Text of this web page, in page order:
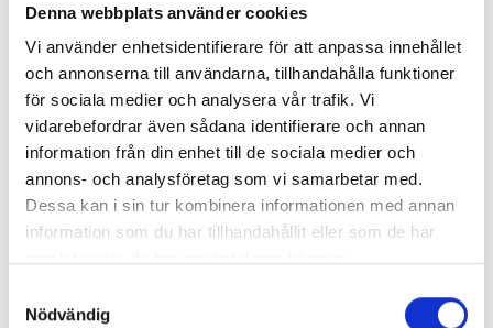
Denna webbplats använder cookies
Vi använder enhetsidentifierare för att anpassa innehållet
och annonserna till användarna, tillhandahålla funktioner
för sociala medier och analysera vår trafik. Vi
vidarebefordrar även sådana identifierare och annan
information från din enhet till de sociala medier och
annons- och analysföretag som vi samarbetar med.
Dessa kan i sin tur kombinera informationen med annan
information som du har tillhandahållit eller som de har
Nödvändig
”Public service behöver återta ägandet från
techjättarna”
Replik: ”Tv-mediet har svårare att bära verklig
komplexitet – men när det lyckas är det magiskt”
”SVT visar vetenskap – men får oss inte att tänka”